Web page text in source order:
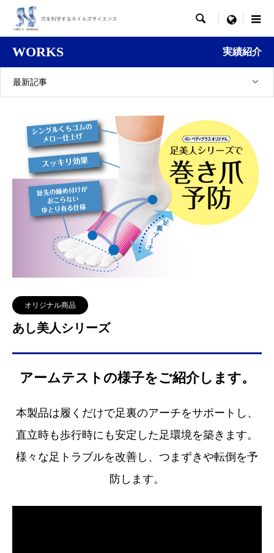
 menu
WORKS 実績紹介
最新記事
オリジナル商品
あし美人シリーズ
アームテストの様子をご紹介します。
本製品は履くだけで足裏のアーチをサポートし、
直立時も歩行時にも安定した足環境を築きます。
様々な足トラブルを改善し、つまずきや転倒を予
防します。